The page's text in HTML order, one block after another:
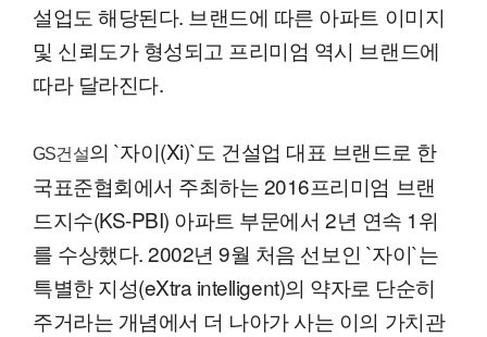
설업도 해당된다. 브랜드에 따른 아파트 이미지
및 신뢰도가 형성되고 프리미엄 역시 브랜드에
따라 달라진다.
GS건설의 `자이(Xi)`도 건설업 대표 브랜드로 한
국표준협회에서 주최하는 2016프리미엄 브랜
드지수(KS-PBI) 아파트 부문에서 2년 연속 1위
를 수상했다. 2002년 9월 처음 선보인 `자이`는
특별한 지성(eXtra intelligent)의 약자로 단순히
주거라는 개념에서 더 나아가 사는 이의 가치관